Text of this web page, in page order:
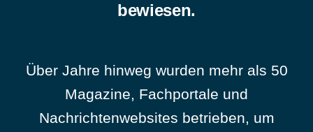
bewiesen.
Über Jahre hinweg wurden mehr als 50
Magazine, Fachportale und
Nachrichtenwebsites betrieben, um